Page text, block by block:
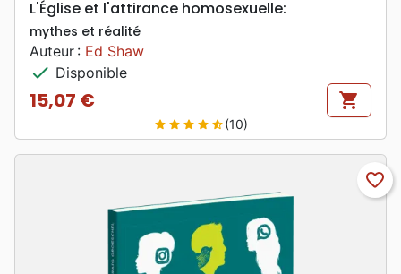
L'Église et l'attirance homosexuelle:
mythes et réalité
Auteur : Ed Shaw
check Disponible
Prix
15,07 € shopping_cart
star star star star star_half(10)
favorite_border